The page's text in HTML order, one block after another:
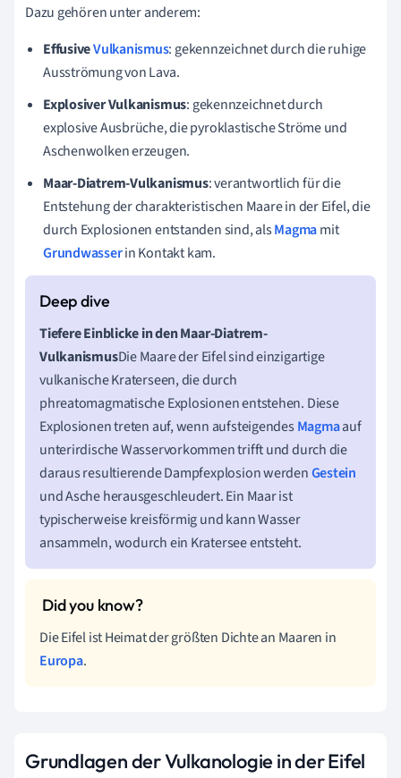
Dazu gehören unter anderem:
EffusiveVulkanismus: gekennzeichnet durch die ruhige
Ausströmung von Lava.
Explosiver Vulkanismus: gekennzeichnet durch
explosive Ausbrüche, die pyroklastische Ströme und
Aschenwolken erzeugen.
Maar-Diatrem-Vulkanismus: verantwortlich für die
Entstehung der charakteristischen Maare in der Eifel, die
durch Explosionen entstanden sind, alsMagmamit
Grundwasserin Kontakt kam.
Tiefere Einblicke in den Maar-Diatrem-
VulkanismusDie Maare der Eifel sind einzigartige
vulkanische Kraterseen, die durch
phreatomagmatische Explosionen entstehen. Diese
Explosionen treten auf, wenn aufsteigendes Magmaauf
unterirdische Wasservorkommen trifft und durch die
daraus resultierende Dampfexplosion werdenGestein
und Asche herausgeschleudert. Ein Maar ist
typischerweise kreisförmig und kann Wasser
ansammeln, wodurch ein Kratersee entsteht.
Die Eifel ist Heimat der größten Dichte an Maaren in
Europa.
Grundlagen der Vulkanologie in der Eifel